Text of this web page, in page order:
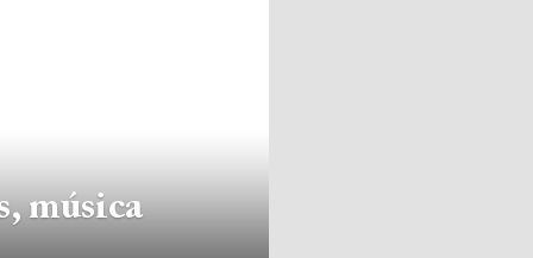
música